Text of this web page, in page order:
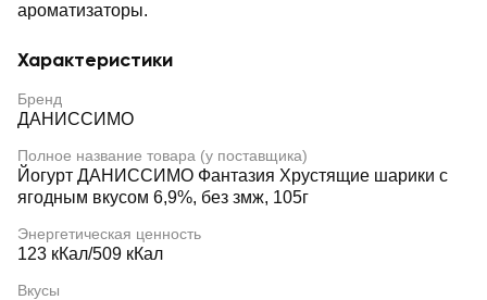
ароматизаторы.
Характеристики
Бренд
ДАНИССИМО
Полное название товара (у поставщика)
Йогурт ДАНИССИМО Фантазия Хрустящие шарики с
ягодным вкусом 6,9%, без змж, 105г
Энергетическая ценность
123 кКал/509 кКал
Вкусы